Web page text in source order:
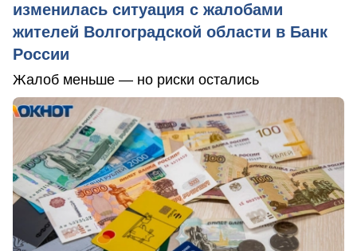
изменилась ситуация с жалобами
жителей Волгоградской области в Банк
России
Жалоб меньше — но риски остались